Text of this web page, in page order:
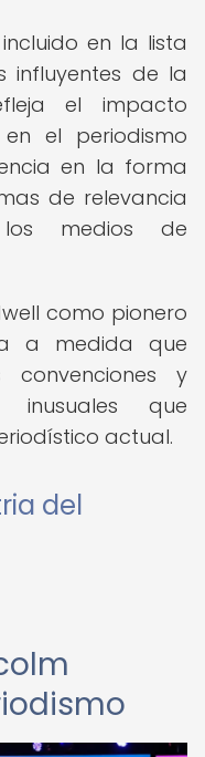
en la lista
influyentes de la
el impacto
el periodismo
en la forma
de relevancia
medios de
como pionero
a medida que
y
inusuales que
actual.
del